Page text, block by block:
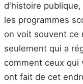
d'histoire
les programmes
on voit souvent ce
seulement qui a
comment ceux qui
ont fait de cet